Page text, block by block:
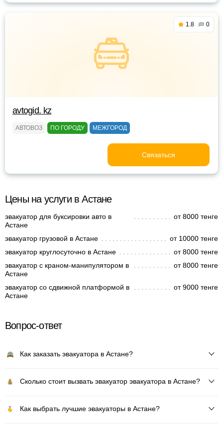
1.8 0
avtogid. kz
АВТОВОЗ ПО ГОРОДУ МЕЖГОРОД
Связаться
Цены на услуги в Астане
эвакуатор для буксировки авто в
Астане
от 8000 тенге
эвакуатор грузовой в Астане
от 10000 тенге
эвакуатор круглосуточно в Астане
от 8000 тенге
эвакуатор с краном-манипулятором в
Астане
от 8000 тенге
эвакуатор со сдвижной платформой в
Астане
от 9000 тенге
Вопрос-ответ
Как заказать эвакуатора в Астане?
Сколько стоит вызвать эвакуатор эвакуатора в Астане?
Как выбрать лучшие эвакуаторы в Астане?